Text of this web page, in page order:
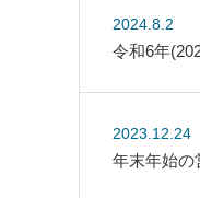
2024.8.2
令和6年
2023.12.24
年末年始の